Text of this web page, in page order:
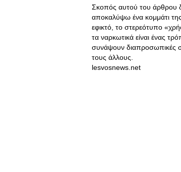
Σκοπός αυτού του άρθρου
αποκαλύψω ένα κομμάτι
εφικτό, το στερεότυπο
τα ναρκωτικά είναι ένας
συνάψουν διαπροσωπικές
τους άλλους.
lesvosnews.net